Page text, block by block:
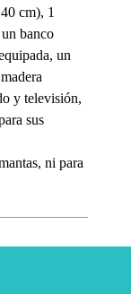
cm), 1
banco
un
y televisión,
sus
ni para